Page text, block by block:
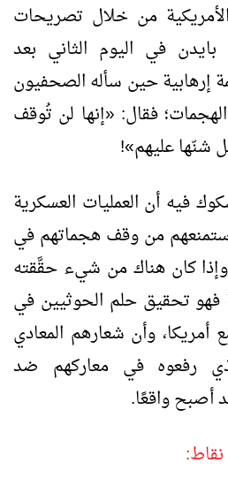
من خلال تصريحات
في اليوم الثاني بعد
إرهابية حين سأله الصحفيون
فقال: «إنها لن تُوقف
شنّها عليهم»
!
فيه أن العمليات العسكرية
ستمنعهم من وقف هجماتهم في
وإذا كان هناك من شيء حقَّقته
فهو تحقيق حلم الحوثيين في
وأن شعارهم المعادي
رفعوه في معاركهم ضد